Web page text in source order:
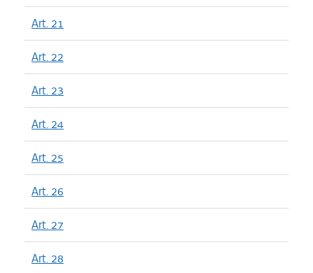
Art. 21
Art. 22
Art. 23
Art. 24
Art. 25
Art. 26
Art. 27
Art. 28